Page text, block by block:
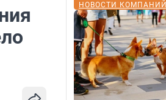
НОВОСТИ КОМПАНИЙ